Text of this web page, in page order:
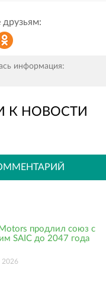
друзьям:
информация:
К НОВОСТИ
продлил союз с
SAIC до 2047 года
2026